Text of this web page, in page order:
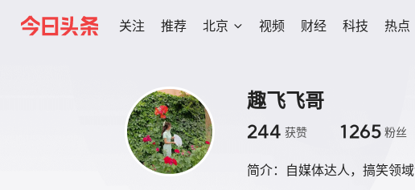
关注 推荐 北京 视频 财经 科技 热点
趣飞飞哥
244 获赞 1265 粉丝
简介： 自媒体达人，搞笑领